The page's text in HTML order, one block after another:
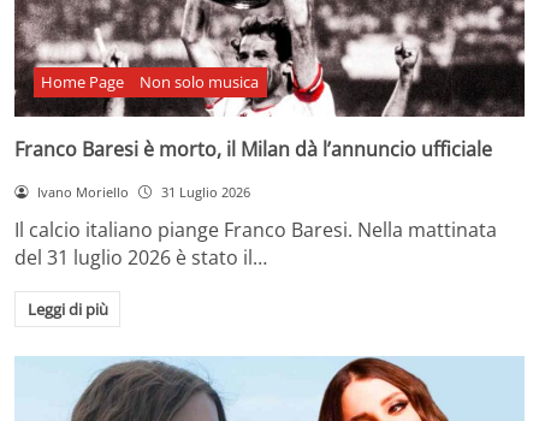
Home Page Non solo musica
Franco Baresi è morto, il Milan dà l’annuncio ufficiale
Ivano Moriello 31 Luglio 2026
Il calcio italiano piange Franco Baresi. Nella mattinata
del 31 luglio 2026 è stato il…
Leggi di più